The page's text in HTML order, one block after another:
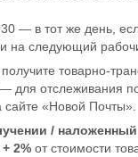
— в тот же день,
на следующий
товарно-
— для отслеживания
«Новой Почты».
/
2% от стоимости